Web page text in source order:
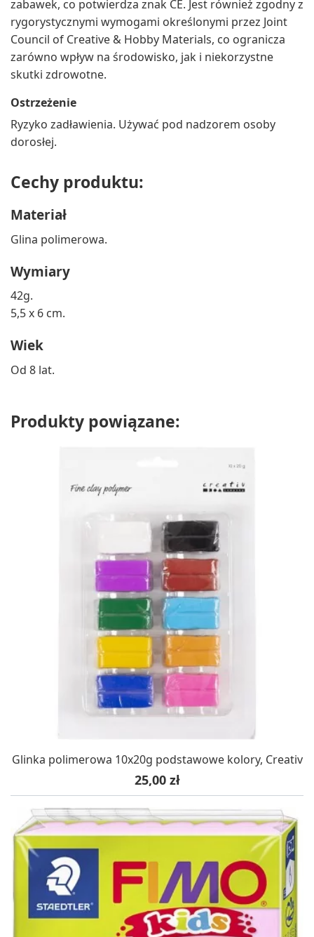
zabawek, co potwierdza znak CE. Jest również zgodny z
rygorystycznymi wymogami określonymi przez Joint
Council of Creative & Hobby Materials, co ogranicza
zarówno wpływ na środowisko, jak i niekorzystne
skutki zdrowotne.
Ostrzeżenie
Ryzyko zadławienia. Używać pod nadzorem osoby
dorosłej.
Cechy produktu:
Materiał
Glina polimerowa.
Wymiary
42g.
5,5 x 6 cm.
Wiek
Od 8 lat.
Produkty powiązane:
Glinka polimerowa 10x20g podstawowe kolory, Creativ
Cena
25,00 zł